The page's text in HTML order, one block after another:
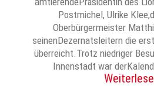
Postmichel, Ulrike
Oberbürgermeister
seinenDezernatsleitern die
überreicht.Trotz niedriger
Innenstadt war